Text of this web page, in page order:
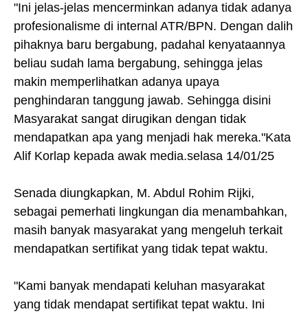
"Ini jelas-jelas mencerminkan adanya tidak adanya
profesionalisme di internal ATR/BPN. Dengan dalih
pihaknya baru bergabung, padahal kenyataannya
beliau sudah lama bergabung, sehingga jelas
makin memperlihatkan adanya upaya
penghindaran tanggung jawab. Sehingga disini
Masyarakat sangat dirugikan dengan tidak
mendapatkan apa yang menjadi hak mereka."Kata
Alif Korlap kepada awak media.selasa 14/01/25
Senada diungkapkan, M. Abdul Rohim Rijki,
sebagai pemerhati lingkungan dia menambahkan,
masih banyak masyarakat yang mengeluh terkait
mendapatkan sertifikat yang tidak tepat waktu.
"Kami banyak mendapati keluhan masyarakat
yang tidak mendapat sertifikat tepat waktu. Ini